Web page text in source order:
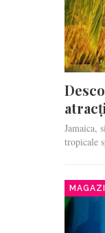
Jamaica,
tropicale